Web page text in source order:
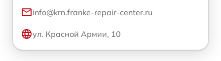
info@krn.franke-repair-center.ru
ул. Красной Армии, 10